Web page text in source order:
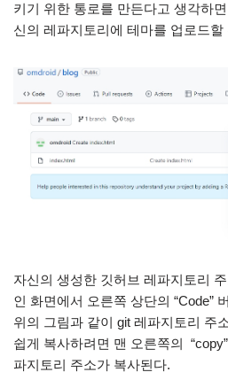
키기 위한 통로를 만든다고 생각하
신의 레파지토리에 테마를 업로드할
자신의 생성한 깃허브 레파지토리
인 화면에서 오른쪽 상단의 “Code”
위의 그림과 같이 git 레파지토리 주
쉽게 복사하려면 맨 오른쪽의
파지토리 주소가 복사된다.